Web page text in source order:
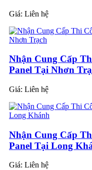
Giá: Liên hệ
Nhận Cung Cấp
Panel Tại Nhơn
Giá: Liên hệ
Nhận Cung Cấp
Panel Tại Long
Giá: Liên hệ